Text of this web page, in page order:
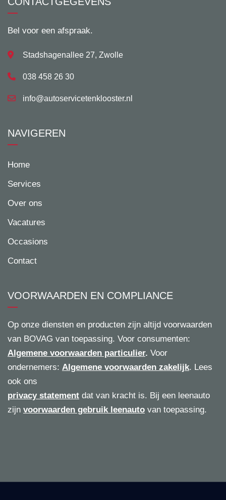
Bel voor een afspraak.
Stadshagenallee 27, Zwolle
038 458 26 30
info@autoservicetenklooster.nl
NAVIGEREN
Home
Services
Over ons
Vacatures
Occasions
Contact
VOORWAARDEN EN COMPLIANCE
Op onze diensten en producten zijn altijd voorwaarden
van BOVAG van toepassing. Voor consumenten:
Algemene voorwaarden particulier. Voor
ondernemers: Algemene voorwaarden zakelijk. Lees
ook ons
privacy statement dat van kracht is. Bij een leenauto
zijn voorwaarden gebruik leenauto van toepassing.